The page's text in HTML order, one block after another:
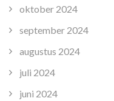
oktober 2024
september 2024
augustus 2024
juli 2024
juni 2024